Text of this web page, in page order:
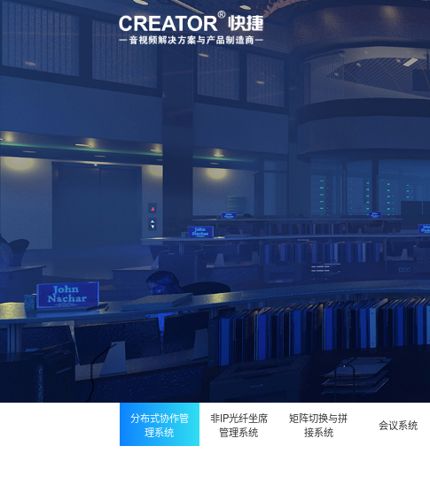
分布式协作管
理系统
非IP光纤坐席
管理系统
矩阵切换与拼
接系统
会议系统